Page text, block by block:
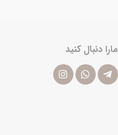
مارا دنبال کنید